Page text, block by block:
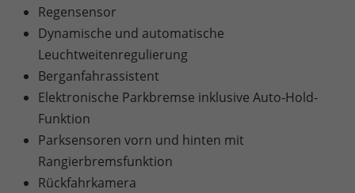
Regensensor
Dynamische und automatische
Leuchtweitenregulierung
Berganfahrassistent
Elektronische Parkbremse inklusive Auto-Hold-
Funktion
Parksensoren vorn und hinten mit
Rangierbremsfunktion
Rückfahrkamera